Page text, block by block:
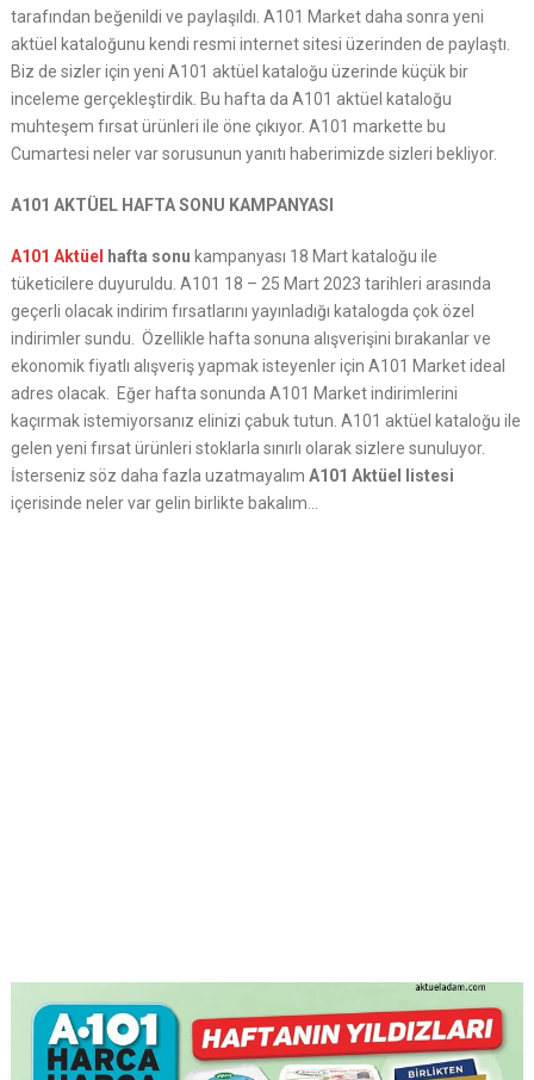
tarafından beğenildi ve paylaşıldı. A101 Market daha sonra yeni
aktüel kataloğunu kendi resmi internet sitesi üzerinden de paylaştı.
Biz de sizler için yeni A101 aktüel kataloğu üzerinde küçük bir
inceleme gerçekleştirdik. Bu hafta da A101 aktüel kataloğu
muhteşem fırsat ürünleri ile öne çıkıyor. A101 markette bu
Cumartesi neler var sorusunun yanıtı haberimizde sizleri bekliyor.
A101 AKTÜEL HAFTA SONU KAMPANYASI
A101 Aktüel hafta sonu kampanyası 18 Mart kataloğu ile
tüketicilere duyuruldu. A101 18 – 25 Mart 2023 tarihleri arasında
geçerli olacak indirim fırsatlarını yayınladığı katalogda çok özel
indirimler sundu. Özellikle hafta sonuna alışverişini bırakanlar ve
ekonomik fiyatlı alışveriş yapmak isteyenler için A101 Market ideal
adres olacak. Eğer hafta sonunda A101 Market indirimlerini
kaçırmak istemiyorsanız elinizi çabuk tutun. A101 aktüel kataloğu ile
gelen yeni fırsat ürünleri stoklarla sınırlı olarak sizlere sunuluyor.
İsterseniz söz daha fazla uzatmayalım A101 Aktüel listesi
içerisinde neler var gelin birlikte bakalım…